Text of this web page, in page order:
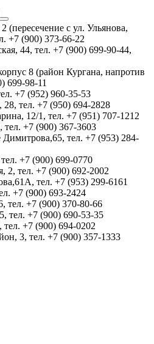
(пересечение с ул. Ульянова,
+7 (900) 373-66-22
44, тел. +7 (900) 699-90-44,
8 (район Кургана, напротив
699-98-11
+7 (952) 960-35-53
тел. +7 (950) 694-2828
12/1, тел. +7 (951) 707-1212
тел. +7 (900) 367-3603
тел. +7 (953) 284-
+7 (900) 699-0770
2, тел. +7 (900) 692-2002
тел. +7 (953) 299-6161
+7 (900) 693-2424
тел. +7 (900) 370-80-66
тел. +7 (900) 690-53-35
тел. +7 (900) 694-0202
3, тел. +7 (900) 357-1333